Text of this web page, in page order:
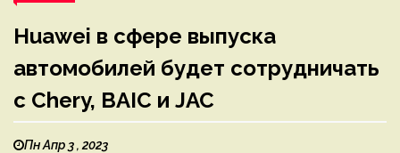
Huawei в сфере выпуска
автомобилей будет сотрудничать
с Chery, BAIC и JAC
Пн Апр 3 , 2023